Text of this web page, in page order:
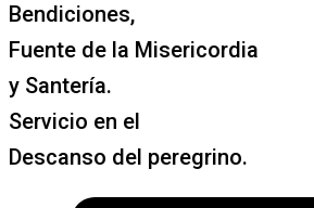
Bendiciones,
Fuente de la Misericordia
y Santería.
Servicio en el
Descanso del peregrino.